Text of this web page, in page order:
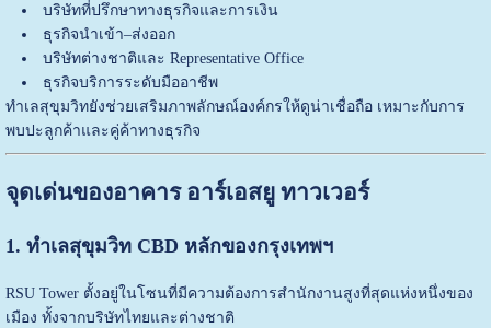
บริษัทที่ปรึกษาทางธุรกิจและการเงิน
ธุรกิจนำเข้า–ส่งออก
บริษัทต่างชาติและ Representative Office
ธุรกิจบริการระดับมืออาชีพ
ทำเลสุขุมวิทยังช่วยเสริมภาพลักษณ์องค์กรให้ดูน่าเชื่อถือ เหมาะกับการ
พบปะลูกค้าและคู่ค้าทางธุรกิจ
จุดเด่นของอาคาร อาร์เอสยู ทาวเวอร์
1. ทำเลสุขุมวิท CBD หลักของกรุงเทพฯ
RSU Tower ตั้งอยู่ในโซนที่มีความต้องการสำนักงานสูงที่สุดแห่งหนึ่งของ
เมือง ทั้งจากบริษัทไทยและต่างชาติ